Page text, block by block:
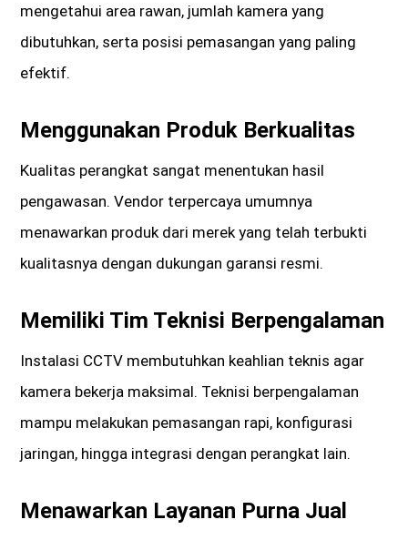
mengetahui area rawan, jumlah kamera yang
dibutuhkan, serta posisi pemasangan yang paling
efektif.
Menggunakan Produk Berkualitas
Kualitas perangkat sangat menentukan hasil
pengawasan. Vendor terpercaya umumnya
menawarkan produk dari merek yang telah terbukti
kualitasnya dengan dukungan garansi resmi.
Memiliki Tim Teknisi Berpengalaman
Instalasi CCTV membutuhkan keahlian teknis agar
kamera bekerja maksimal. Teknisi berpengalaman
mampu melakukan pemasangan rapi, konfigurasi
jaringan, hingga integrasi dengan perangkat lain.
Menawarkan Layanan Purna Jual